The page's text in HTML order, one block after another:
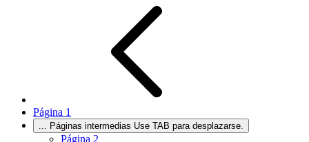
Página 1
Páginas intermedias Use TAB para desplazarse.
Página 2